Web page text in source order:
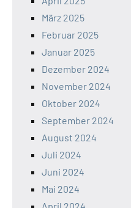
März 2025
Februar 2025
Januar 2025
Dezember 2024
November 2024
Oktober 2024
September 2024
August 2024
Juli 2024
Juni 2024
Mai 2024